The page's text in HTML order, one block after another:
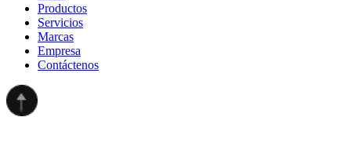
Productos
Servicios
Marcas
Empresa
Contáctenos